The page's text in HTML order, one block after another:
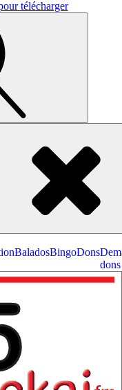
télécharger
BaladosBingoDons
dons